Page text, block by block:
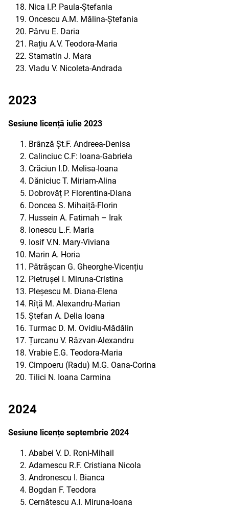
Nica I.P. Paula-Ștefania
Oncescu A.M. Mălina-Ștefania
Pârvu E. Daria
Rațiu A.V. Teodora-Maria
Stamatin J. Mara
Vladu V. Nicoleta-Andrada
2023
Sesiune licență iulie 2023
Brânză Șt.F. Andreea-Denisa
Calinciuc C.F: Ioana-Gabriela
Crăciun I.D. Melisa-Ioana
Dăniciuc T. Miriam-Alina
Dobrovăț P. Florentina-Diana
Doncea S. Mihaiță-Florin
Hussein A. Fatimah – Irak
Ionescu L.F. Maria
Iosif V.N. Mary-Viviana
Marin A. Horia
Pătrășcan G. Gheorghe-Vicențiu
Pietrușel I. Miruna-Cristina
Pleșescu M. Diana-Elena
Rîță M. Alexandru-Marian
Ștefan A. Delia Ioana
Turmac D. M. Ovidiu-Mădălin
Țurcanu V. Răzvan-Alexandru
Vrabie E.G. Teodora-Maria
Cimpoeru (Radu) M.G. Oana-Corina
Tilici N. Ioana Carmina
2024
Sesiune licențe septembrie 2024
Ababei V. D. Roni-Mihail
Adamescu R.F. Cristiana Nicola
Andronescu I. Bianca
Bogdan F. Teodora
Cernătescu A.I. Miruna-Ioana